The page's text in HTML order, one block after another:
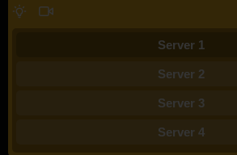
Server 1
Server 2
Server 3
Server 4